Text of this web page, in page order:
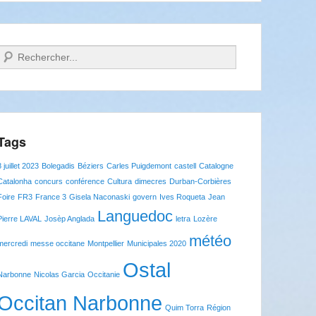
juillet 2023 Bolegadis Béziers Carles Puigdemont castell Catalogne
concurs conférence Cultura dimecres Durban-Corbières
FR3 France 3 Gisela Naconaski govern Ives Roqueta Jean
LAVAL Josèp Anglada Languedoc letra Lozère
messe occitane Montpellier Municipales 2020 météo
Nicolas Garcia Occitanie Ostal
Narbonne Quim Torra Région